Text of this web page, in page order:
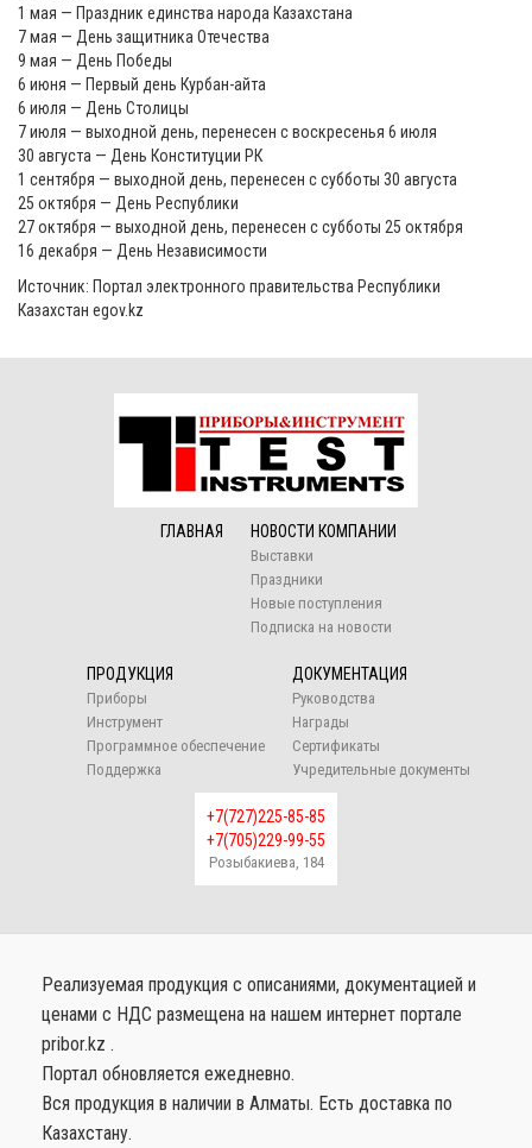
1 мая — Праздник единства народа Казахстана
7 мая — День защитника Отечества
9 мая — День Победы
6 июня — Первый день Курбан-айта
6 июля — День Столицы
7 июля — выходной день, перенесен с воскресенья 6 июля
30 августа — День Конституции РК
1 сентября — выходной день, перенесен с субботы 30 августа
25 октября — День Республики
27 октября — выходной день, перенесен с субботы 25 октября
16 декабря — День Независимости
Источник: Портал электронного правительства Республики
Казахстан egov.kz
ГЛАВНАЯ НОВОСТИ КОМПАНИИ
Выставки
Праздники
Новые поступления
Подписка на новости
ПРОДУКЦИЯ
Приборы
Инструмент
Программное обеспечение
Поддержка
ДОКУМЕНТАЦИЯ
Руководства
Награды
Сертификаты
Учредительные документы
+7(727)225-85-85
+7(705)229-99-55
Розыбакиева, 184
Реализуемая продукция с описаниями, документацией и
ценами с НДС размещена на нашем интернет портале
pribor.kz .
Портал обновляется ежедневно.
Вся продукция в наличии в Алматы. Есть доставка по
Казахстану.